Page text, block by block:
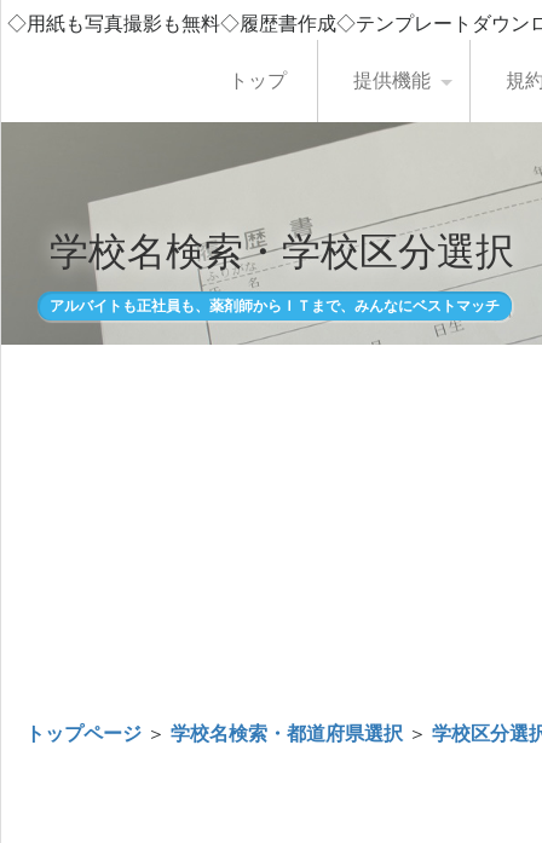
◇用紙も写真撮影も無料◇履歴書作成◇テンプレートダウ
トップ 提供機能 規
学校名検索・学校区分選択
アルバイトも正社員も、薬剤師からＩＴまで、みんなにベストマッチ
トップページ ＞ 学校名検索・都道府県選択 ＞ 学校区分選